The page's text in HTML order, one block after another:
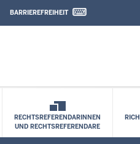
zur Leichten
und
BARRIEREFREIHEIT
RECHTSREFERENDARINNEN
UND RECHTSREFERENDARE